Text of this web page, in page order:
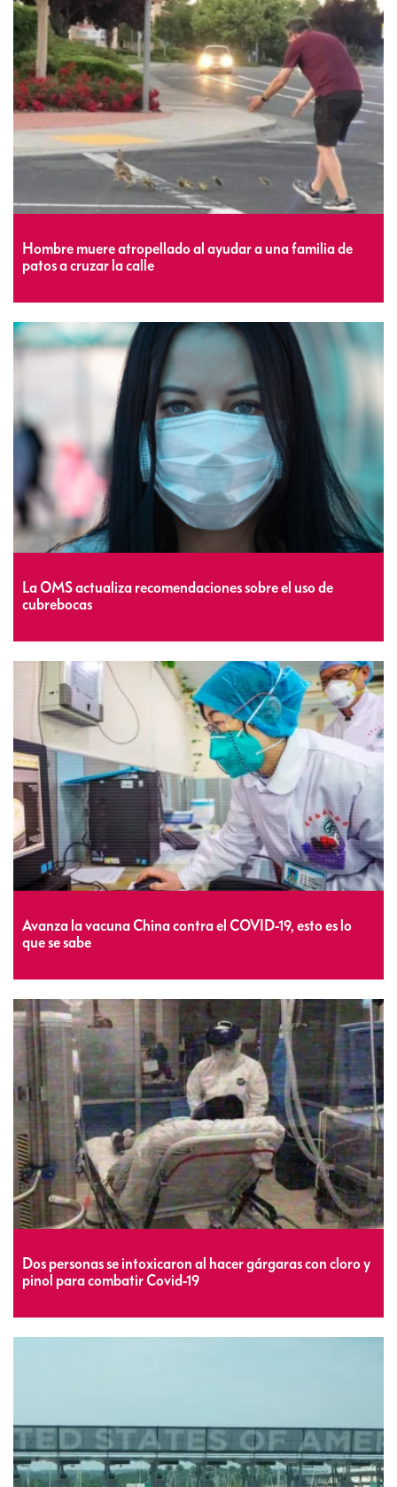
Hombre muere atropellado al ayudar a una familia de
patos a cruzar la calle
La OMS actualiza recomendaciones sobre el uso de
cubrebocas
Avanza la vacuna China contra el COVID-19, esto es lo
que se sabe
Dos personas se intoxicaron al hacer gárgaras con cloro y
pinol para combatir Covid-19